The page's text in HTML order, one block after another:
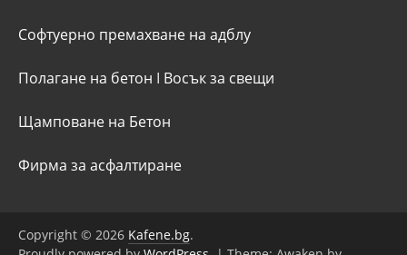
Софтуерно премахване на адблу
Полагане на бетон I Восък за свещи
Щамповане на Бетон
Фирма за асфалтиране
Copyright © 2026 Kafene.bg.